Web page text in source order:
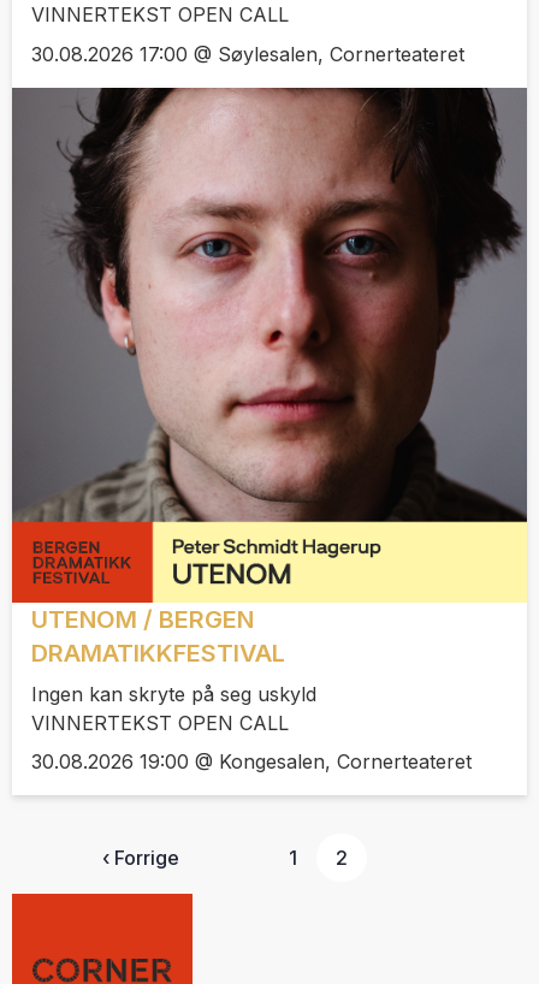
VINNERTEKST OPEN CALL
30.08.2026 17:00 @ Søylesalen, Cornerteateret
UTENOM / BERGEN
DRAMATIKKFESTIVAL
Ingen kan skryte på seg uskyld
VINNERTEKST OPEN CALL
30.08.2026 19:00 @ Kongesalen, Cornerteateret
‹ Forrige 1 2